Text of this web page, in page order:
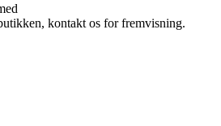
kontakt os for fremvisning.